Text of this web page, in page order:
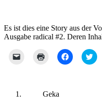
Es ist dies eine Story aus der
Ausgabe radical #2. Deren
Klicken, Klicken
zum
Fenster
Klick,
um um
Geka